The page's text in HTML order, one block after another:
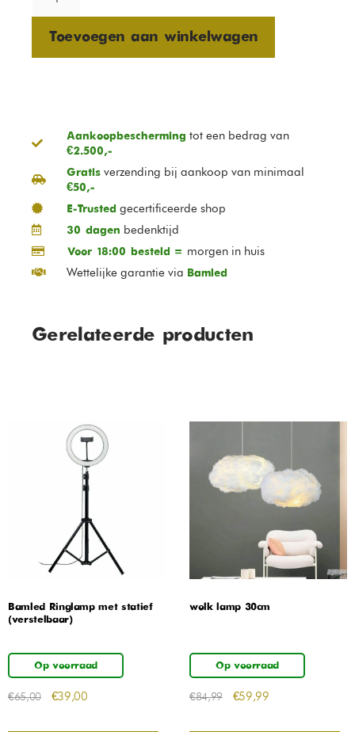
Toevoegen aan winkelwagen
Aankoopbescherming tot een bedrag van
€2.500,-
Gratisverzending bij aankoop van minimaal
€50,-
E-Trusted gecertificeerde shop
30 dagen bedenktijd
Voor 18:00 besteld = morgen in huis
Wettelijke garantie via Bamled
Gerelateerde producten
Bamled Ringlamp met statief
(verstelbaar)
Op voorraad
€65,00 €39,00
wolk lamp 30cm
Op voorraad
€84,99 €59,99